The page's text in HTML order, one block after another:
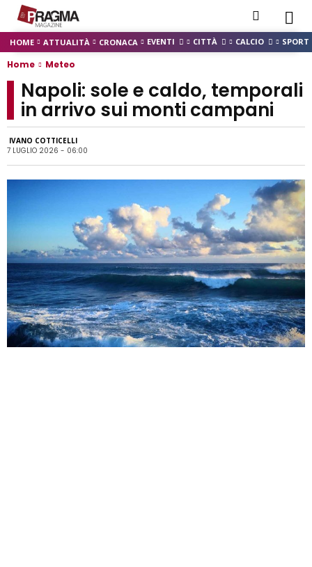
HOME ATTUALITÀ CRONACA EVENTI CITTÀ CALCIO SPORT
Home Meteo
Napoli: sole e caldo, temporali
in arrivo sui monti campani
IVANO COTTICELLI
7 LUGLIO 2026 - 06:00